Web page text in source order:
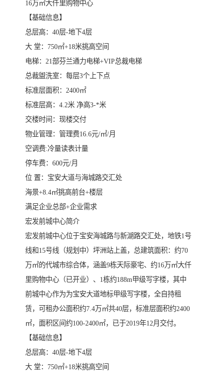
16万㎡大仟里购物中心
【基础信息】
总层高：40层-地下4层
大 堂：750㎡+18米挑高空间
电梯：21部芬兰通力电梯+VIP总裁电梯
总裁盥洗室：每层3个上下点
标准层面积：2400㎡
标准层高：4.2米 净高3-*米
交楼时间：现楼交付
物业管理：管理费16.6元/㎡/月
空调费:冷量读表计量
停车费：600元/月
位 置：宝安大道与海城路交汇处
海景+8.4㎡挑高前台+楼层
满足企业总部+企业需求
宏发前城中心简介
宏发前城中心位于宝安海城路与新湖路交汇处，地铁1号
线和15号线（规划中）坪洲站上盖，总建筑面积：约70
万㎡的代城市综合体，涵盖9栋天际豪宅、约16万㎡大仟
里购物中心（已开业）、1栋约188m甲级写字楼，其中
前城中心作为为宝安大道地标甲级写字楼，全自持租
赁，可租办公面积约7.4万㎡共40层，标准层面积约2400
㎡，面积区间约100-2400㎡，已于2019年12月交付。
【基础信息】
总层高：40层-地下4层
大 堂：750㎡+18米挑高空间